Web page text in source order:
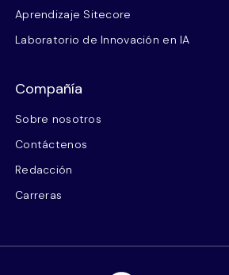
Aprendizaje Sitecore
Laboratorio de Innovación en IA
Compañía
Sobre nosotros
Contáctenos
Redacción
Carreras